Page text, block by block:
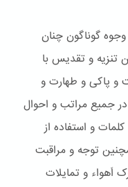
گوناگون چنان
تنزیه و تقدیس با
پاکی و طهارت و
جمیع مراتب و احوال
و استفاده از
توجه و مراقبت
اَهواء و تمایلات